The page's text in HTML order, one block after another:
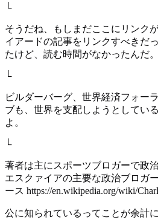
└
そうだね、もしまだここにリンク
イアードの記事をリンクすべきだ
たけど、読む時間がなかったんだ。
└
ビルダーバーグ、世界経済フォー
ブも、世界を支配しようとしてい
よ。
└
著者は主にスポーツブロガーで政
エスクァイアの主要な政治ブロガ
ース https://en.wikipedia.org/wiki/
公に知られているってことが余計